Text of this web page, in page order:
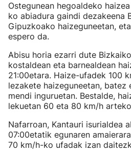
Ostegunean hegoaldeko
ko abiadura gaindi dezakeena
Gipuzkoako haizeguneetan,
espero da.
Abisu horia ezarri dute
kostaldean eta barnealdean
21:00etara. Haize-ufadek 100
lezakete haizeguneetan, batez
mendi inguruetan. Bestalde,
lekuetan 60 eta 80 km/h
Nafarroan, Kantauri isurialdea
07:00etatik egunaren
70 km/h-ko ufadak izan